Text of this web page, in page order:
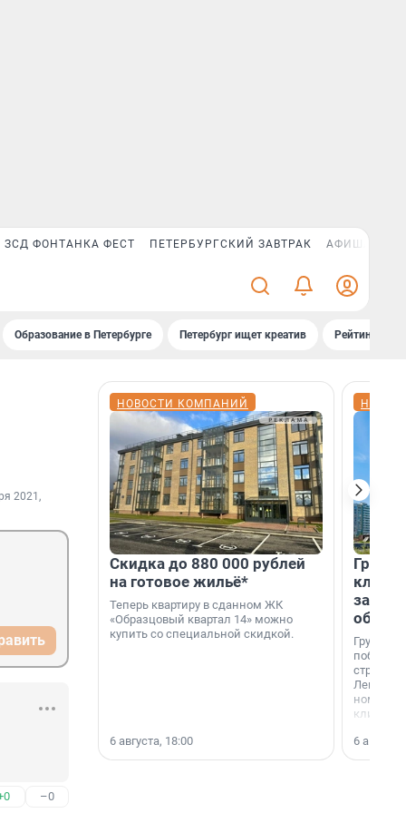
ЗСД ФОНТАНКА ФЕСТ ПЕТЕРБУРГСКИЙ ЗАВТРАК АФИША PLUS
Образование в Петербурге Петербург ищет креатив Рейтинги
2021,
–0
НОВОСТИ КОМПАНИЙ
Скидка до 880 000 рублей
на готовое жильё*
Теперь квартиру в сданном ЖК
«Образцовый квартал 14» можно
купить со специальной скидкой.
6 августа, 18:00
Группа
области».
6